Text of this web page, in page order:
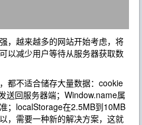
，越来越多的网站开始考虑，将
以减少用户等待从服务器获取数
都不适合储存大量数据：cookie
送回服务器端；Window.name属
；localStorage在2.5MB到10MB
，需要一种新的解决方案，这就